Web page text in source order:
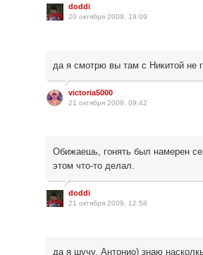
doddi
20 октября 2009, 19:09
да я смотрю вы там с Никитой не
victoria5000
21 октября 2009, 09:42
Обижаешь, гонять был намерен
этом что-то делал.
doddi
21 октября 2009, 12:58
да я шучу, Антонио) знаю